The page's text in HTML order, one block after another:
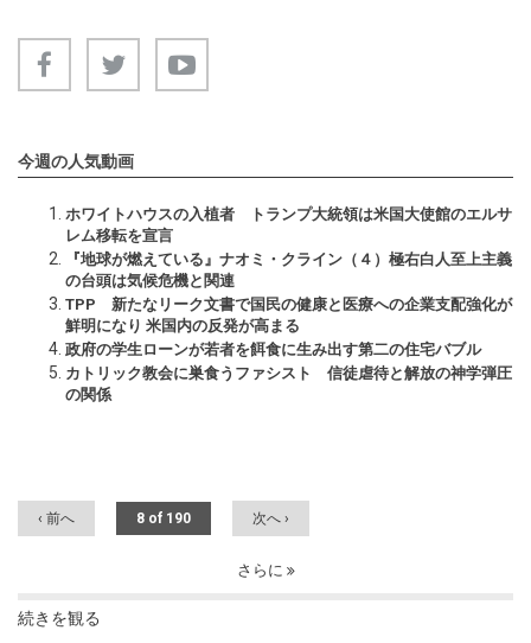
今週の人気動画
ホワイトハウスの入植者 トランプ大統領は米国大使館のエルサ
レム移転を宣言
『地球が燃えている』ナオミ・クライン（４）極右白人至上主義
の台頭は気候危機と関連
TPP 新たなリーク文書で国民の健康と医療への企業支配強化が
鮮明になり 米国内の反発が高まる
政府の学生ローンが若者を餌食に生み出す第二の住宅バブル
カトリック教会に巣食うファシスト 信徒虐待と解放の神学弾圧
の関係
‹ 前へ 8 of 190 次へ ›
さらに
続きを観る